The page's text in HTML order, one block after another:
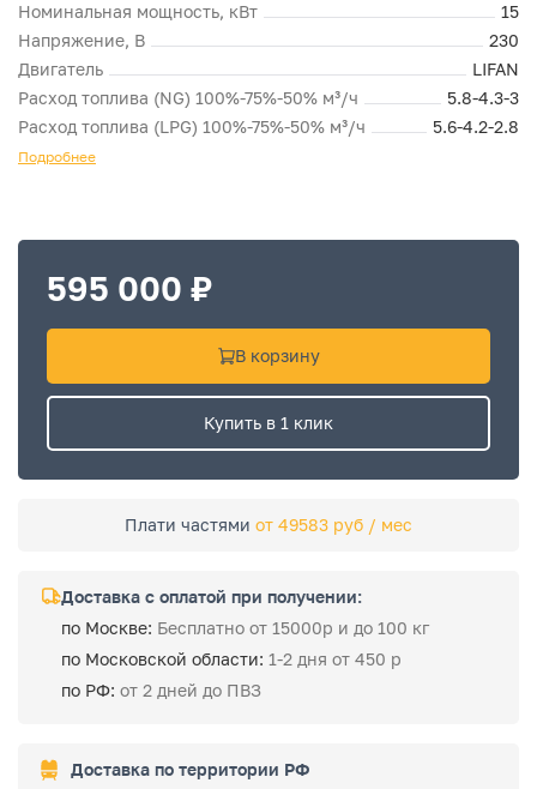
Номинальная мощность, кВт
15
Напряжение, В
230
Двигатель
LIFAN
Расход топлива (NG) 100%-75%-50% м³/ч
5.8-4.3-3
Расход топлива (LPG) 100%-75%-50% м³/ч
5.6-4.2-2.8
Подробнее
595 000 ₽
В корзину
Купить в 1 клик
Плати частями от 49583 руб / мес
Доставка с оплатой при получении:
по Москве: Бесплатно от 15000р и до 100 кг
по Московской области: 1-2 дня от 450 р
по РФ: от 2 дней до ПВЗ
Доставка по территории РФ